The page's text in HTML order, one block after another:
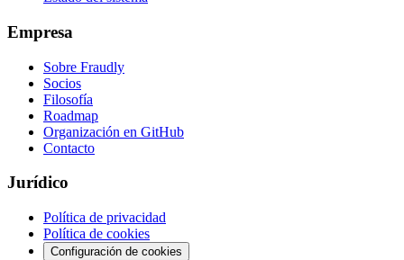
Empresa
Sobre Fraudly
Socios
Filosofía
Roadmap
Organización en GitHub
Contacto
Jurídico
Política de privacidad
Política de cookies
Configuración de cookies